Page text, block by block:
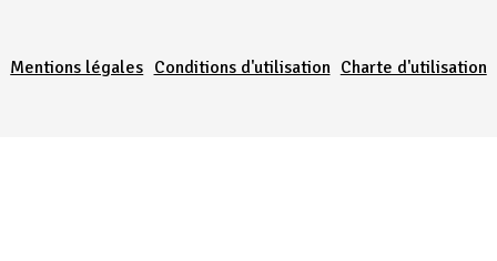
Mentions légales Conditions d'utilisation Charte d'utilisation